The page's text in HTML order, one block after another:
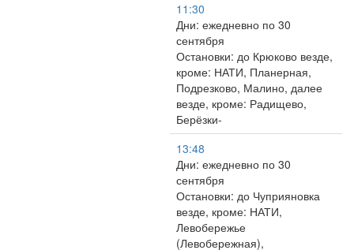
11:30
Дни: ежедневно по 30
сентября
Остановки: до Крюково везде,
кроме: НАТИ, Планерная,
Подрезково, Малино, далее
везде, кроме: Радищево,
Берёзки-
13:48
Дни: ежедневно по 30
сентября
Остановки: до Чуприяновка
везде, кроме: НАТИ,
Левобережье
(Левобережная),